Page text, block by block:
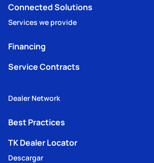
Connected Solutions
Services we provide
Financing
Service Contracts
Dealer Network
Best Practices
TK Dealer Locator
Descargar